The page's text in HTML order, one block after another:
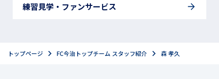
練習見学・ファンサービス
トップページ FC今治トップチーム スタッフ紹介 森 孝久